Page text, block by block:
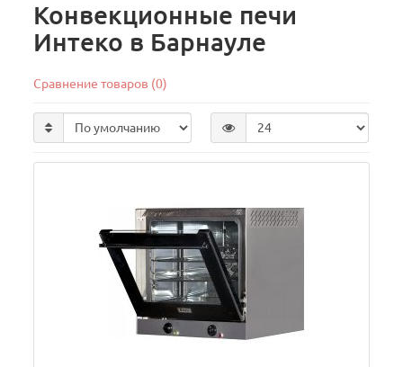
Конвекционные печи
Интеко в Барнауле
Сравнение товаров (0)